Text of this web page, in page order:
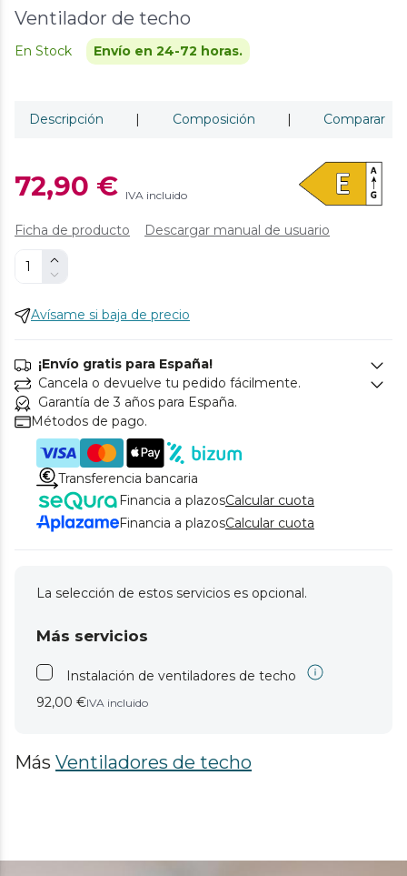
Ventilador de techo
En Stock Envío en 24-72 horas.
Descripción | Composición | Comparar
72,90 € IVA incluido
Ficha de producto Descargar manual de usuario
Avísame si baja de precio
¡Envío gratis para España!
Cancela o devuelve tu pedido fácilmente.
Garantía de 3 años para España.
Métodos de pago.
Transferencia bancaria
Financia a plazosCalcular cuota
Financia a plazosCalcular cuota
La selección de estos servicios es opcional.
Más servicios
Instalación de ventiladores de techo
92,00 €IVA incluido
Más Ventiladores de techo